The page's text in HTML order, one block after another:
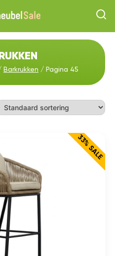
Barkrukken / Pagina 45
33% SALE